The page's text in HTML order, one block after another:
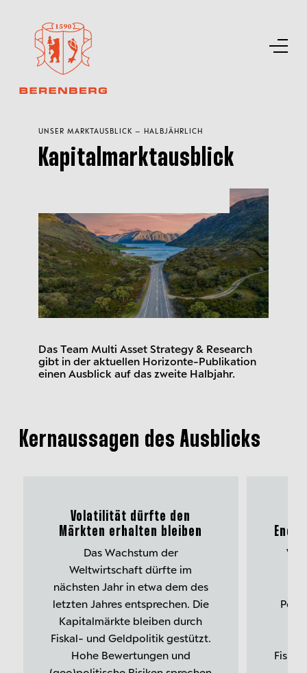
Das Team Multi Asset Strategy & Research
gibt in der aktuellen Horizonte-Publikation
einen Ausblick auf das zweite Halbjahr.
UNSER MARKTAUSBLICK – HALBJÄHRLICH
Kapitalmarktausblick
Kernaussagen des Ausblicks
Volatilität dürfte den
Märkten erhalten bleiben
Das Wachstum der
Weltwirtschaft dürfte im
nächsten Jahr in etwa dem des
letzten Jahres entsprechen. Die
Kapitalmärkte bleiben durch
Fiskal- und Geldpolitik gestützt.
Hohe Bewertungen und